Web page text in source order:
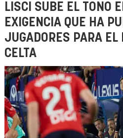
LISCI SUBE EL TONO
EXIGENCIA QUE HA
JUGADORES PARA EL
CELTA